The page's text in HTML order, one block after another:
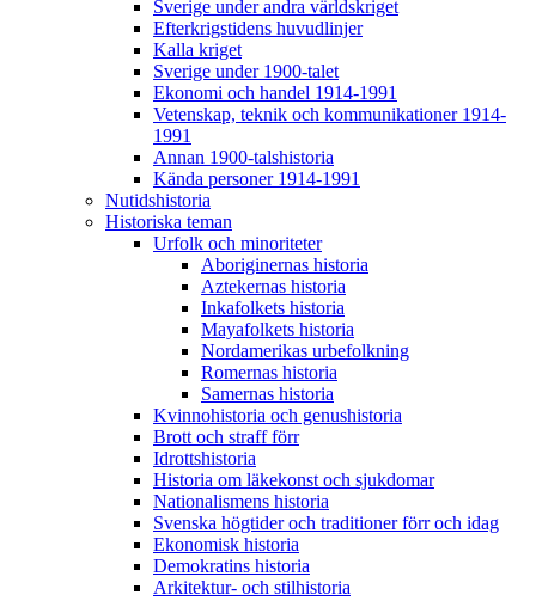
Sverige under andra världskriget
Efterkrigstidens huvudlinjer
Kalla kriget
Sverige under 1900-talet
Ekonomi och handel 1914-1991
Vetenskap, teknik och kommunikationer 1914-
1991
Annan 1900-talshistoria
Kända personer 1914-1991
Nutidshistoria
Historiska teman
Urfolk och minoriteter
Aboriginernas historia
Aztekernas historia
Inkafolkets historia
Mayafolkets historia
Nordamerikas urbefolkning
Romernas historia
Samernas historia
Kvinnohistoria och genushistoria
Brott och straff förr
Idrottshistoria
Historia om läkekonst och sjukdomar
Nationalismens historia
Svenska högtider och traditioner förr och idag
Ekonomisk historia
Demokratins historia
Arkitektur- och stilhistoria